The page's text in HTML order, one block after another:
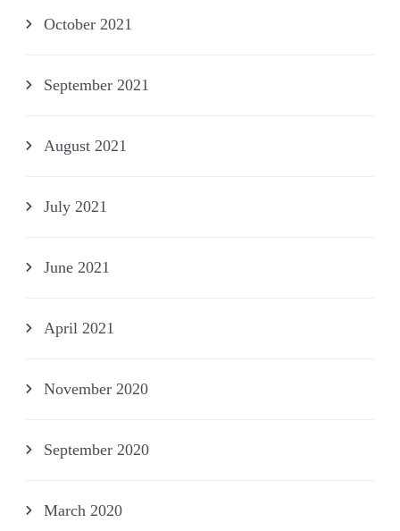
October 2021
September 2021
August 2021
July 2021
June 2021
April 2021
November 2020
September 2020
March 2020